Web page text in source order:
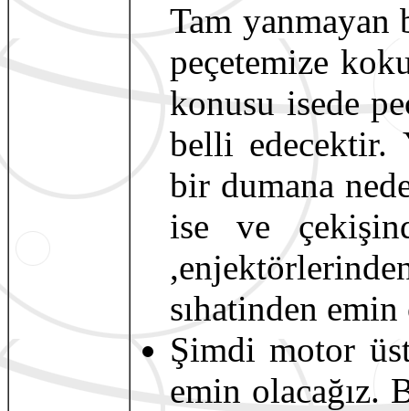
Tam
peçetemize
konusu isede
belli edecektir.
bir dumana
ise ve
sıhatinden
Şimdi motor üst
emin olacağız.